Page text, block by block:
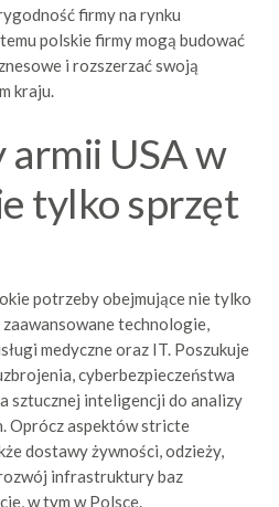
firmy na rynku
polskie firmy mogą budować
i rozszerzać swoją
kraju.
armii USA w
tylko sprzęt
potrzeby obejmujące nie tylko
technologie,
medyczne oraz IT. Poszukuje
cyberbezpieczeństwa
sztucznej inteligencji do analizy
Oprócz aspektów stricte
dostawy żywności, odzieży,
infrastruktury baz
w tym w Polsce.